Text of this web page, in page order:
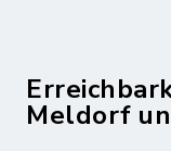
Meldorf